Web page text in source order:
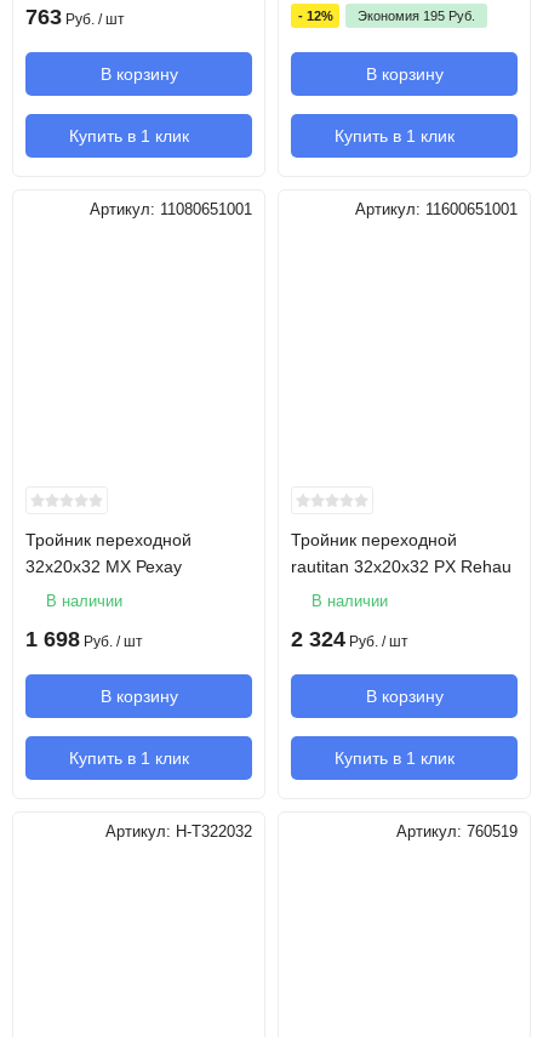
763 Руб. / шт
В корзину
Купить в 1 клик
- 12% Экономия 195 Руб.
В корзину
Купить в 1 клик
Артикул: 11080651001
Тройник переходной
32х20х32 MX Рехау
В наличии
1 698 Руб. / шт
В корзину
Купить в 1 клик
Артикул: 11600651001
Тройник переходной
rautitan 32х20х32 PX Rehau
В наличии
2 324 Руб. / шт
В корзину
Купить в 1 клик
Артикул: H-T322032 Артикул: 760519